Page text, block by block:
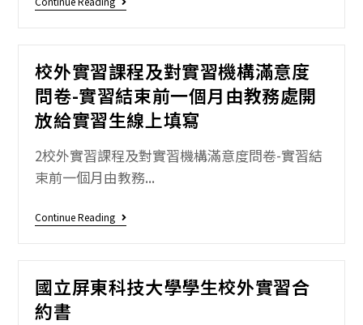
校外實習課程及對實習機構滿意度
問卷-實習結束前一個月由教務處開
放給實習生線上填寫
2校外實習課程及對實習機構滿意度問卷-實習結
束前一個月由教務...
Continue Reading
國立屏東科技大學學生校外實習合
約書